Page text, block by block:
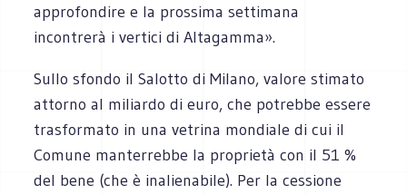
approfondire e la prossima settimana
incontrerà i vertici di Altagamma».
Sullo sfondo il Salotto di Milano, valore stimato
attorno al miliardo di euro, che potrebbe essere
trasformato in una vetrina mondiale di cui il
Comune manterrebbe la proprietà con il 51 %
del bene (che è inalienabile). Per la cessione